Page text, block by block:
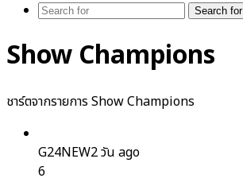
Search for
Show Champions
ชาร์ตจากรายการ Show Champions
G24NEW2 วัน ago
6